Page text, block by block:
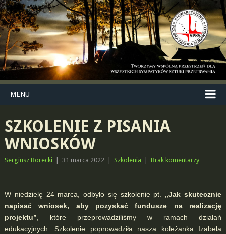
MENU
SZKOLENIE Z PISANIA
WNIOSKÓW
Sergiusz Borecki 31 marca 2022 Szkolenia Brak komentarzy
W niedzielę 24 marca, odbyło się szkolenie pt. „Jak skutecznie
napisać wniosek, aby pozyskać fundusze na realizację
projektu” , które przeprowadziliśmy w ramach działań
edukacyjnych. Szkolenie poprowadziła nasza koleżanka Izabela